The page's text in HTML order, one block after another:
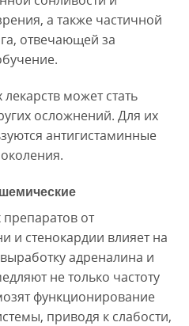
а также частичной
отвечающей за
может стать
осложнений. Для их
антигистаминные
от
и стенокардии влияет на
адреналина и
не только частоту
функционирование
приводя к слабости,